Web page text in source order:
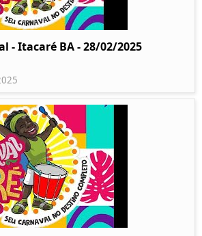
- Itacaré BA - 28/02/2025